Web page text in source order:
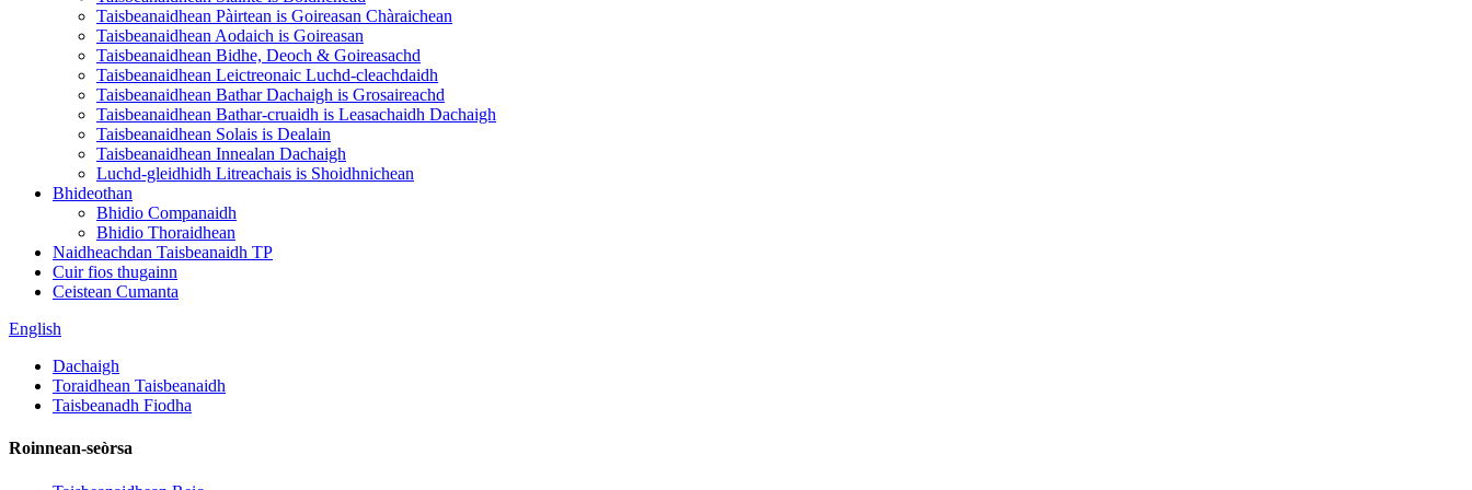
Taisbeanaidhean Pàirtean is Goireasan Chàraichean
Taisbeanaidhean Aodaich is Goireasan
Taisbeanaidhean Bidhe, Deoch & Goireasachd
Taisbeanaidhean Leictreonaic Luchd-cleachdaidh
Taisbeanaidhean Bathar Dachaigh is Grosaireachd
Taisbeanaidhean Bathar-cruaidh is Leasachaidh Dachaigh
Taisbeanaidhean Solais is Dealain
Taisbeanaidhean Innealan Dachaigh
Luchd-gleidhidh Litreachais is Shoidhnichean
Bhideothan
Bhidio Companaidh
Bhidio Thoraidhean
Naidheachdan Taisbeanaidh TP
Cuir fios thugainn
Ceistean Cumanta
English
Dachaigh
Toraidhean Taisbeanaidh
Taisbeanadh Fiodha
Roinnean-seòrsa